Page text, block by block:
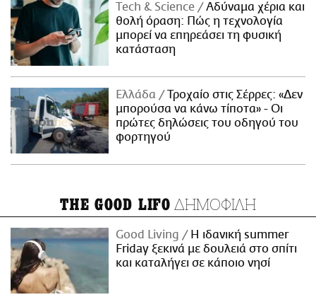
Τech & Science
Αδύναμα χέρια και
θολή όραση: Πώς η τεχνολογία
μπορεί να επηρεάσει τη φυσική
κατάσταση
Ελλάδα
Τροχαίο στις Σέρρες: «Δεν
μπορούσα να κάνω τίποτα» - Οι
πρώτες δηλώσεις του οδηγού του
φορτηγού
THE GOOD LIFO ΔΗΜΟΦΙΛΗ
Good Living
Η ιδανική summer
Friday ξεκινά με δουλειά στο σπίτι
και καταλήγει σε κάποιο νησί